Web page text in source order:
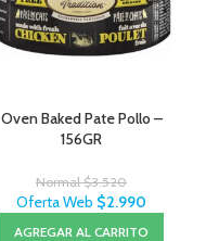
Oven Baked Pate Pollo –
156GR
Normal$3.520
Oferta Web $2.990
AGREGAR AL CARRITO